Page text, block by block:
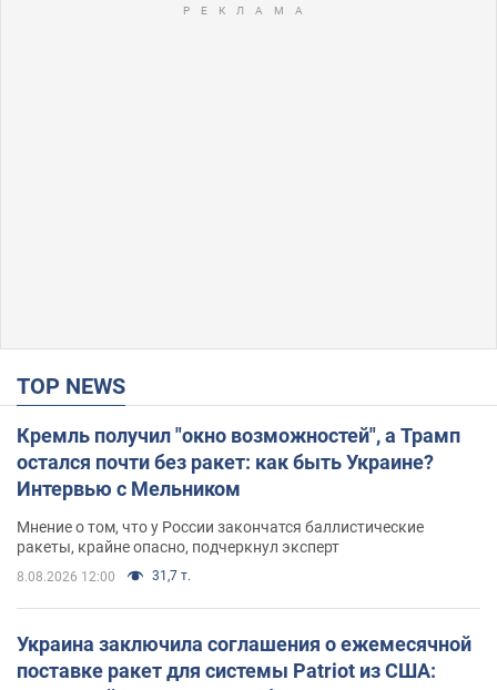
TOP NEWS
Кремль получил "окно возможностей", а Трамп
остался почти без ракет: как быть Украине?
Интервью с Мельником
Мнение о том, что у России закончатся баллистические
ракеты, крайне опасно, подчеркнул эксперт
8.08.2026 12:00 31,7 т.
Украина заключила соглашения о ежемесячной
поставке ракет для системы Patriot из США: